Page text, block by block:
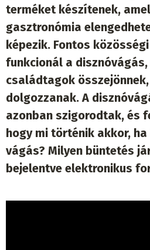
terméket készítenek,
gasztronómia
képezik. Fontos
funkcionál a
családtagok
dolgozzanak. A
azonban szigorodtak, és
hogy mi történik akkor,
vágás? Milyen büntetés
bejelentve elektronikus